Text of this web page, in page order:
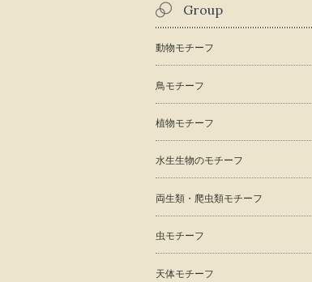
Group
動物モチーフ
鳥モチーフ
植物モチーフ
水生生物のモチーフ
両生類・爬虫類モチーフ
虫モチーフ
天体モチーフ